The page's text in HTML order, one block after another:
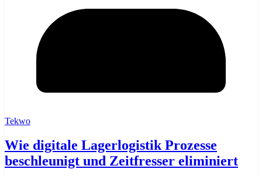
Tekwo
Wie digitale Lagerlogistik Prozesse
beschleunigt und Zeitfresser eliminiert